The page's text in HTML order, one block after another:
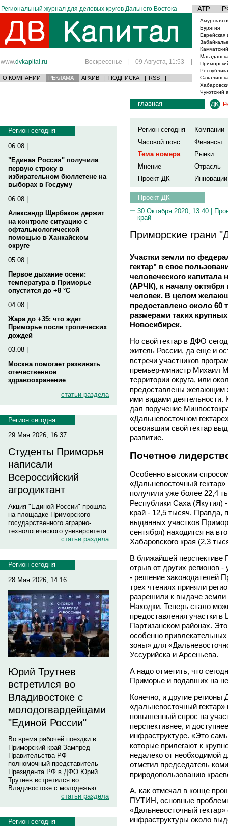
Региональный журнал для деловых кругов Дальнего Востока АТР
www.dvkapital.ru Воскресенье | 09 Августа, 11:53 |
О КОМПАНИИ РЕКЛАМА АРХИВ | ПОДПИСКА | RSS |
Амурская
Бурятия
Еврейская
Чукотский
Регион сегодня
06.08 |
"Единая Россия" получила
первую строку в
избирательном бюллетене на
выборах в Госдуму
06.08 |
Александр Щербаков держит
на контроле ситуацию с
офтальмологической
помощью в Ханкайском
округе
05.08 |
Первое дыхание осени:
температура в Приморье
опустится до +8 °C
04.08 |
Жара до +35: что ждет
Приморье после тропических
дождей
03.08 |
Москва помогает развивать
отечественное
здравоохранение
статьи раздела
Регион сегодня
29 Мая 2026, 16:37
Студенты Приморья
написали
Всероссийский
агродиктант
Акция "Единой России" прошла
на площадке Приморского
государственного аграрно-
технологического университета
статьи раздела
Регион сегодня
28 Мая 2026, 14:16
Юрий Трутнев
встретился во
Владивостоке с
молодогвардейцами
"Единой России"
Во время рабочей поездки в
Приморский край Зампред
Правительства РФ –
полномочный представитель
Президента РФ в ДФО Юрий
Трутнев встретился во
Владивостоке с молодежью.
статьи раздела
Регион сегодня
главная
Регион сегодня
Компании
Часовой пояс
Финансы
Тема номера
Рынки
Мнение
Отрасль
Проект ДК
Инновации
Проект ДК
30 Октября 2020, 13:40 |
край
Приморские грани
Участки земли по
гектар" в свое
человеческого капитала
(АРЧК), к началу
человек. В целом
предоставлено около 60
размерами таких
Новосибирск.
Но свой гектар в ДФО
житель России, да еще и
встречи участников
премьер-министр Михаил
территории округа, или
предоставлены желающим
ими видами деятельности.
дал поручение
«Дальневосточном
освоившим свой гектар
развитие.
Почетное
Особенно высоким
«Дальневосточный
получили уже более 22,4
Республики Саха (Якутия)
край - 12,5 тысяч. Правда,
выданных участков
сентября) находится на
Хабаровского края (2,3
В ближайшей перспективе
отрыв от других регионов
- решение законодателей
трех чтениях приняли
разрешили к выдаче
Находки. Теперь стало
предоставления участки
Партизанском районах.
особенно
зоны» для
Уссурийска и Арсеньева.
А надо отметить, что
Приморье и подавших на
Конечно, и другие
«дальневосточный
повышенный спрос на
перспективнее, и
инфраструктуре. «Это
которые прилегают к
недалеко от необходимой
отметил председатель
природопользованию
А, как отмечал в конце
ПУТИН, основные
«Дальневосточный
инфраструктуры около